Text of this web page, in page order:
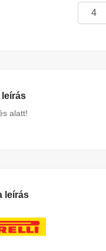
leírás
alatt!
leírás